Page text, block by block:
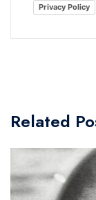
Privacy Policy
Related